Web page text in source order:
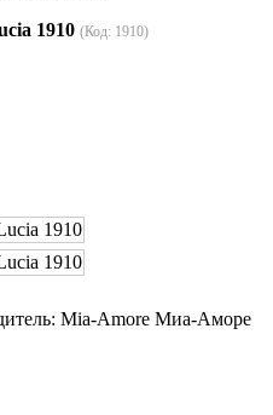
1910 (Код: 1910)
Mia-Amore Миа-Аморе